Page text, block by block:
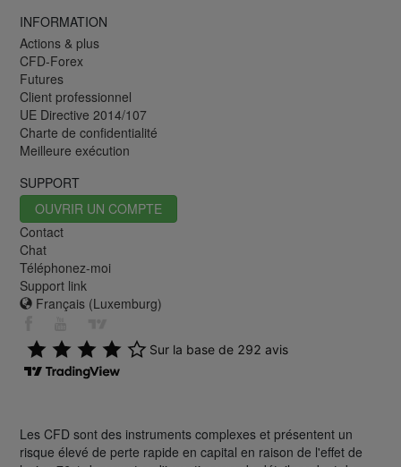
INFORMATION
Actions & plus
CFD-Forex
Futures
Client professionnel
UE Directive 2014/107
Charte de confidentialité
Meilleure exécution
SUPPORT
OUVRIR UN COMPTE
Contact
Chat
Téléphonez-moi
Support link
Français (Luxemburg)
Les CFD sont des instruments complexes et présentent un
risque élevé de perte rapide en capital en raison de l'effet de